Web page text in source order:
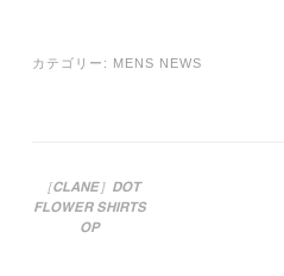
カテゴリー: MENS NEWS
投稿ナビゲーション
［CLANE］DOT
FLOWER SHIRTS
OP